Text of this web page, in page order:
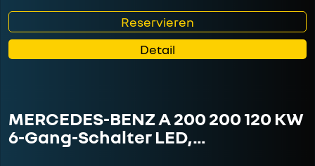
Reservieren
Detail
MERCEDES-BENZ A 200 200 120 KW
6-Gang-Schalter LED,…